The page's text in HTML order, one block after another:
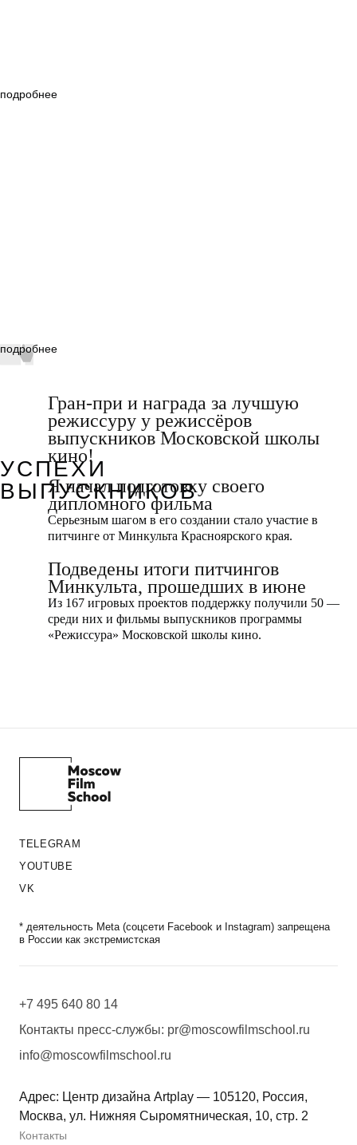
подробнее
подробнее
УСПЕХИ
ВЫПУСКНИКОВ
Гран-при и награда за лучшую
режиссуру у режиссёров
выпускников Московской школы
кино!
Я начал подготовку своего
дипломного фильма
Cерьезным шагом в его создании стало участие в
питчинге от Минкульта Красноярского края.
Подведены итоги питчингов
Минкульта, прошедших в июне
Из 167 игровых проектов поддержку получили 50 —
среди них и фильмы выпускников программы
«Режиссура» Московской школы кино.
TELEGRAM
YOUTUBE
VK
* деятельность Meta (соцсети Facebook и Instagram) запрещена
в России как экстремистская
+7 495 640 80 14
Контакты пресс-службы: pr@moscowfilmschool.ru
info@moscowfilmschool.ru
Адрес: Центр дизайна Artplay — 105120, Россия,
Москва, ул. Нижняя Сыромятническая, 10, стр. 2
Контакты